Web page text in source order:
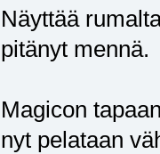
Näyttää
pitänyt mennä.
Magicon
nyt pelataan